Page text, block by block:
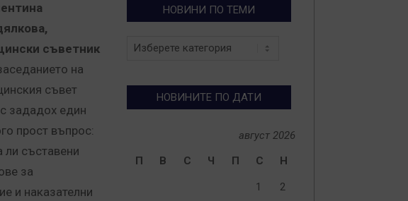
съветник
на
съвет
зададох един
прост въпрос:
ли съставени
за
и наказателни
НОВИНИ ПО ТЕМИ
Новини
НОВИНИТЕ ПО ДАТИ
август 2026
П
В С Ч П С Н
1 2